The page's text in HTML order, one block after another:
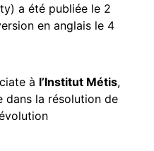
a été publiée le 2
en anglais le 4
à l’Institut Métis,
dans la résolution de